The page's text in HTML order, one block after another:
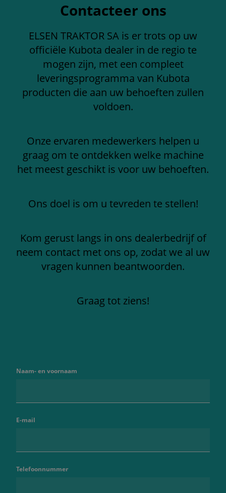
Contacteer ons
ELSEN TRAKTOR SA is er trots op uw
officiële Kubota dealer in de regio te
mogen zijn, met een compleet
leveringsprogramma van Kubota
producten die aan uw behoeften zullen
voldoen.
Onze ervaren medewerkers helpen u
graag om te ontdekken welke machine
het meest geschikt is voor uw behoeften.
Ons doel is om u tevreden te stellen!
Kom gerust langs in ons dealerbedrijf of
neem contact met ons op, zodat we al uw
vragen kunnen beantwoorden.
Graag tot ziens!
Naam- en voornaam
E-mail
Telefoonnummer